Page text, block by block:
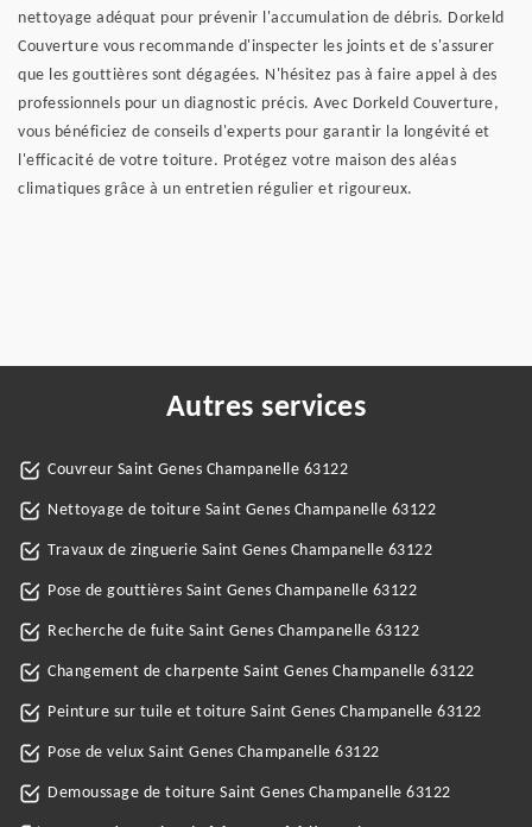
nettoyage adéquat pour prévenir l'accumulation de débris. Dorkeld
Couverture vous recommande d'inspecter les joints et de s'assurer
que les gouttières sont dégagées. N'hésitez pas à faire appel à des
professionnels pour un diagnostic précis. Avec Dorkeld Couverture,
vous bénéficiez de conseils d'experts pour garantir la longévité et
l'efficacité de votre toiture. Protégez votre maison des aléas
climatiques grâce à un entretien régulier et rigoureux.
Autres services
Couvreur Saint Genes Champanelle 63122
Nettoyage de toiture Saint Genes Champanelle 63122
Travaux de zinguerie Saint Genes Champanelle 63122
Pose de gouttières Saint Genes Champanelle 63122
Recherche de fuite Saint Genes Champanelle 63122
Changement de charpente Saint Genes Champanelle 63122
Peinture sur tuile et toiture Saint Genes Champanelle 63122
Pose de velux Saint Genes Champanelle 63122
Demoussage de toiture Saint Genes Champanelle 63122